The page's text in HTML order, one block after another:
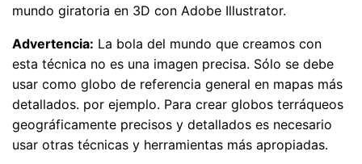
mundo giratoria en 3D con Adobe Illustrator.
Advertencia: La bola del mundo que creamos con
esta técnica no es una imagen precisa. Sólo se debe
usar como globo de referencia general en mapas más
detallados. por ejemplo. Para crear globos terráqueos
geográficamente precisos y detallados es necesario
usar otras técnicas y herramientas más apropiadas.